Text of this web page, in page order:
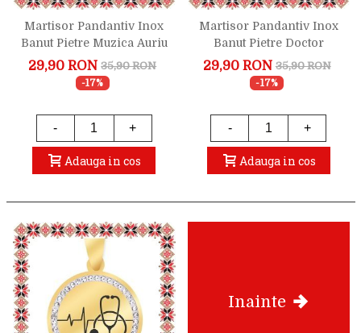
Martisor Pandantiv Inox
Banut Pietre Muzica Auriu
29,90 RON 35,90 RON
-17%
- +
Adauga in cos
Martisor Pandantiv Inox
Banut Pietre Doctor
Stomatolog Auriu
29,90 RON 35,90 RON
-17%
- +
Adauga in cos
Inainte